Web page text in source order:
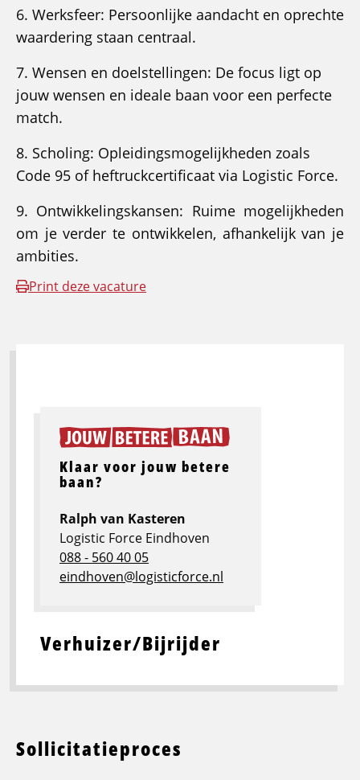
6. Werksfeer: Persoonlijke aandacht en oprechte
waardering staan centraal.
7. Wensen en doelstellingen: De focus ligt op
jouw wensen en ideale baan voor een perfecte
match.
8. Scholing: Opleidingsmogelijkheden zoals
Code 95 of heftruckcertificaat via Logistic Force.
9. Ontwikkelingskansen: Ruime mogelijkheden
om je verder te ontwikkelen, afhankelijk van je
ambities.
Print deze vacature
Verhuizer/Bijrijder
Klaar voor jouw betere
baan?
Ralph van Kasteren
Logistic Force Eindhoven
088 - 560 40 05
eindhoven@logisticforce.nl
Sollicitatieproces